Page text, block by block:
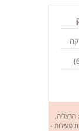
)
הרצליה,
פעילות -